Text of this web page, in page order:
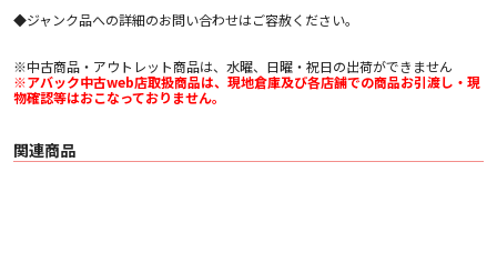
◆ジャンク品への詳細のお問い合わせはご容赦ください。
※中古商品・アウトレット商品は、水曜、日曜・祝日の出荷ができません
※アバック中古web店取扱商品は、現地倉庫及び各店舗での商品お引渡し・現
物確認等はおこなっておりません。
関連商品